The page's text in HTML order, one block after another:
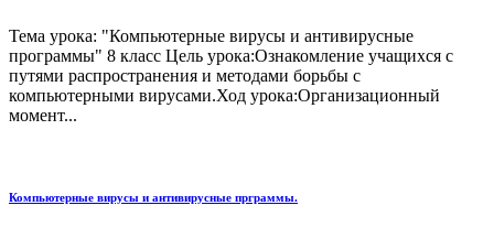
Тема урока: "Компьютерные вирусы и антивирусные
программы" 8 класс Цель урока:Ознакомление учащихся с
путями распространения и методами борьбы с
компьютерными вирусами.Ход урока:Организационный
момент...
Компьютерные вирусы и антивирусные прграммы.